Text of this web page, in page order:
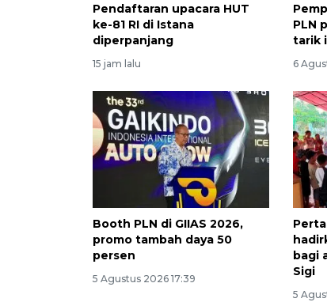
Pendaftaran upacara HUT
ke-81 RI di Istana
diperpanjang
15 jam lalu
PLN
tarik
6
Booth PLN di GIIAS 2026,
promo tambah daya 50
persen
5 Agustus 2026 17:39
bagi
Sigi
5